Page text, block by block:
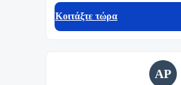
Κοιτάξτε τώρα
AP